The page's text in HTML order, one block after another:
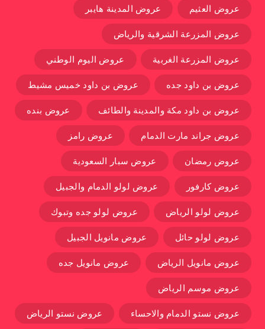
عروض العثيم عروض المدينة هايبر
عروض المزرعة الشرقية والرياض
عروض المزرعة الغربية عروض اليوم الوطني
عروض بن داود جده عروض بن داود خميس مشيط
عروض بن داود مكة والمدينة والطائف عروض بنده
عروض جراند مارت الدمام عروض رامز
عروض رمضان عروض سبار السعودية
عروض كارفور عروض لولو الدمام والجبيل
عروض لولو الرياض عروض لولو جده وتبوك
عروض لولو حائل عروض مانويل الجبيل
عروض مانويل الرياض عروض مانويل جده
عروض موسم الرياض
عروض نستو الدمام والاحساء عروض نستو الرياض